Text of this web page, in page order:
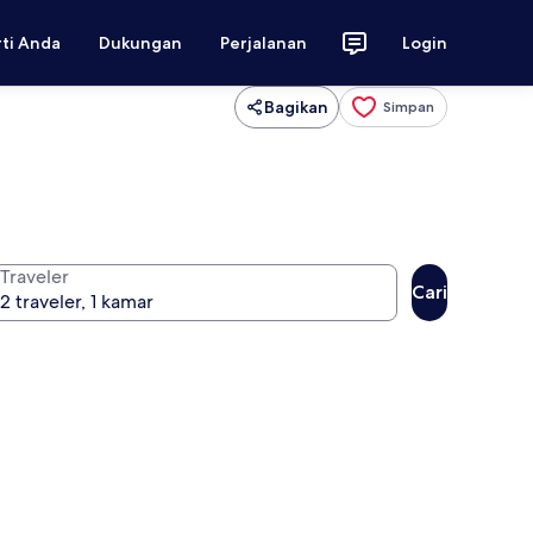
Anda Dukungan Perjalanan Login
Bagikan Simpan
Traveler
Cari